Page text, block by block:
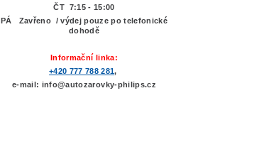
ČT 7:15 - 15:00
PÁ Zavřeno / výdej pouze po telefonické
dohodě
Informační linka:
+420 777 788 281,
e-mail: info@autozarovky-philips.cz